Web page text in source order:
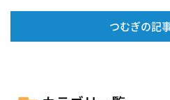
つむぎの記